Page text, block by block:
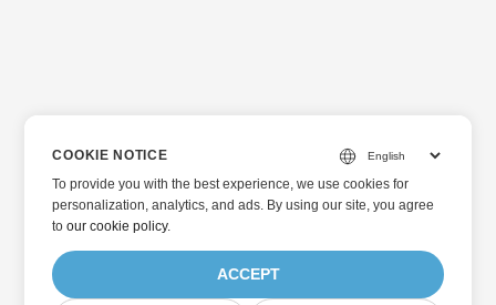
COOKIE NOTICE
To provide you with the best experience, we use cookies for
personalization, analytics, and ads. By using our site, you agree
toour cookie policy.
ACCEPT